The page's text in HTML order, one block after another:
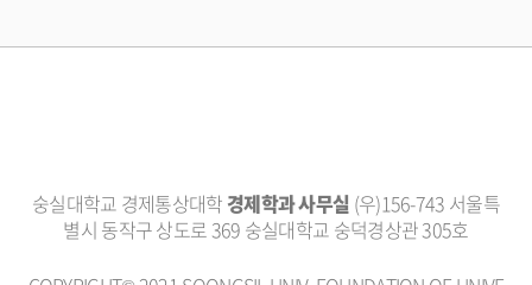
숭실대학교 경제통상대학 경제학과 사무실 (우)156-743 서울특
별시 동작구 상도로 369 숭실대학교 숭덕경상관 305호